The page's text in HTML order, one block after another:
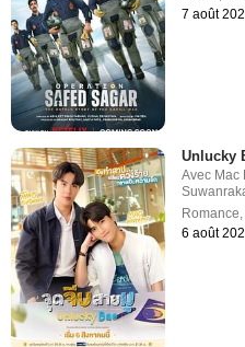
7 août
Unlucky
Avec Mac
Romance,
6 août